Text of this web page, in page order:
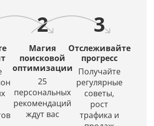
в их
источники.
искусственный
интеллект
создаст
красивое
и
уникальное
изображение.
2
Магия
поисковой
оптимизации
25
персональных
рекомендаций
ждут вас
3
Отслеживайте
прогресс
Получайте
регулярные
советы,
рост
трафика и